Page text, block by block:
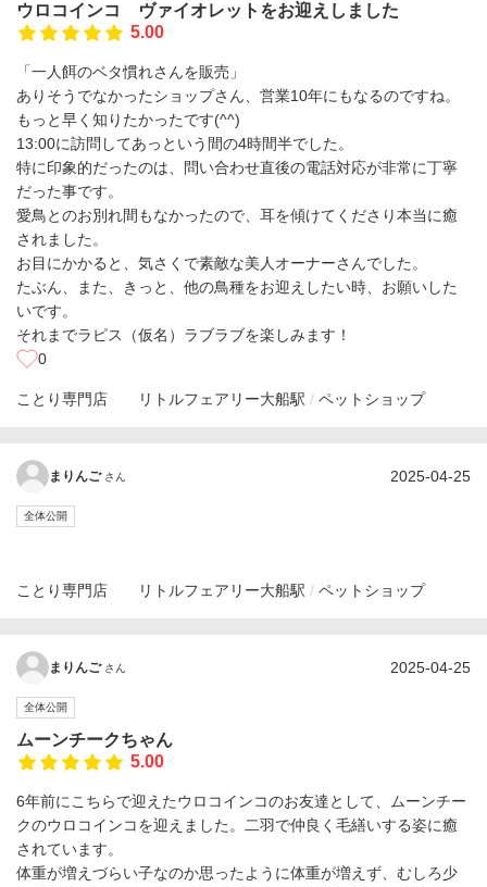
ウロコインコ ヴァイオレットをお迎えしました
5.00
「一人餌のベタ慣れさんを販売」
ありそうでなかったショップさん、営業10年にもなるのですね。
もっと早く知りたかったです(^^)
13:00に訪問してあっという間の4時間半でした。
特に印象的だったのは、問い合わせ直後の電話対応が非常に丁寧
だった事です。
愛鳥とのお別れ間もなかったので、耳を傾けてくださり本当に癒
されました。
お目にかかると、気さくで素敵な美人オーナーさんでした。
たぶん、また、きっと、他の鳥種をお迎えしたい時、お願いした
いです。
それまでラピス（仮名）ラブラブを楽しみます！
0
ことり専門店 リトルフェアリー大船駅 ペットショップ
まりんご さん 2025-04-25
全体公開
ことり専門店 リトルフェアリー大船駅 ペットショップ
まりんご さん 2025-04-25
全体公開
ムーンチークちゃん
5.00
6年前にこちらで迎えたウロコインコのお友達として、ムーンチー
クのウロコインコを迎えました。二羽で仲良く毛繕いする姿に癒
されています。
体重が増えづらい子なのか思ったように体重が増えず、むしろ少